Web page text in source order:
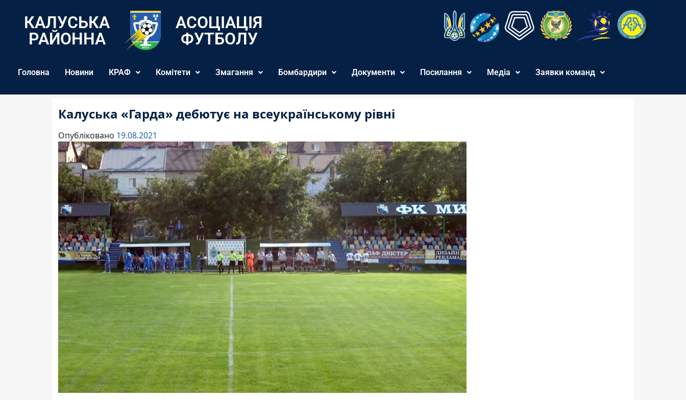
КАЛУСЬКА
РАЙОННА
АСОЦІАЦІЯ
ФУТБОЛУ
Головна Новини КРАФ Комітети Змагання Бомбардири Документи Посилання Медіа Заявки команд
Калуська «Гарда» дебютує на всеукраїнському рівні
Опубліковано 19.08.2021